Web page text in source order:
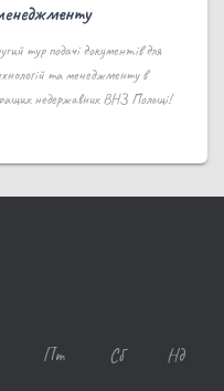
тур подачі документів для
та менеджменту в
недержавних ВНЗ Польщі!
Пт Сб Нд